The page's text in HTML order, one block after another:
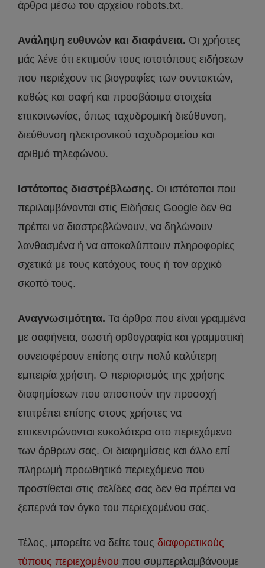
άρθρα μέσω του αρχείου robots.txt.
Ανάληψη ευθυνών και διαφάνεια. Οι χρήστες
μάς λένε ότι εκτιμούν τους ιστοτόπους ειδήσεων
που περιέχουν τις βιογραφίες των συντακτών,
καθώς και σαφή και προσβάσιμα στοιχεία
επικοινωνίας, όπως ταχυδρομική διεύθυνση,
διεύθυνση ηλεκτρονικού ταχυδρομείου και
αριθμό τηλεφώνου.
Ιστότοπος διαστρέβλωσης. Οι ιστότοποι που
περιλαμβάνονται στις Ειδήσεις Google δεν θα
πρέπει να διαστρεβλώνουν, να δηλώνουν
λανθασμένα ή να αποκαλύπτουν πληροφορίες
σχετικά με τους κατόχους τους ή τον αρχικό
σκοπό τους.
Αναγνωσιμότητα. Τα άρθρα που είναι γραμμένα
με σαφήνεια, σωστή ορθογραφία και γραμματική
συνεισφέρουν επίσης στην πολύ καλύτερη
εμπειρία χρήστη. Ο περιορισμός της χρήσης
διαφημίσεων που αποσπούν την προσοχή
επιτρέπει επίσης στους χρήστες να
επικεντρώνονται ευκολότερα στο περιεχόμενο
των άρθρων σας. Οι διαφημίσεις και άλλο επί
πληρωμή προωθητικό περιεχόμενο που
προστίθεται στις σελίδες σας δεν θα πρέπει να
ξεπερνά τον όγκο του περιεχομένου σας.
Τέλος, μπορείτε να δείτε τους διαφορετικούς
τύπους περιεχομένου που συμπεριλαμβάνουμε